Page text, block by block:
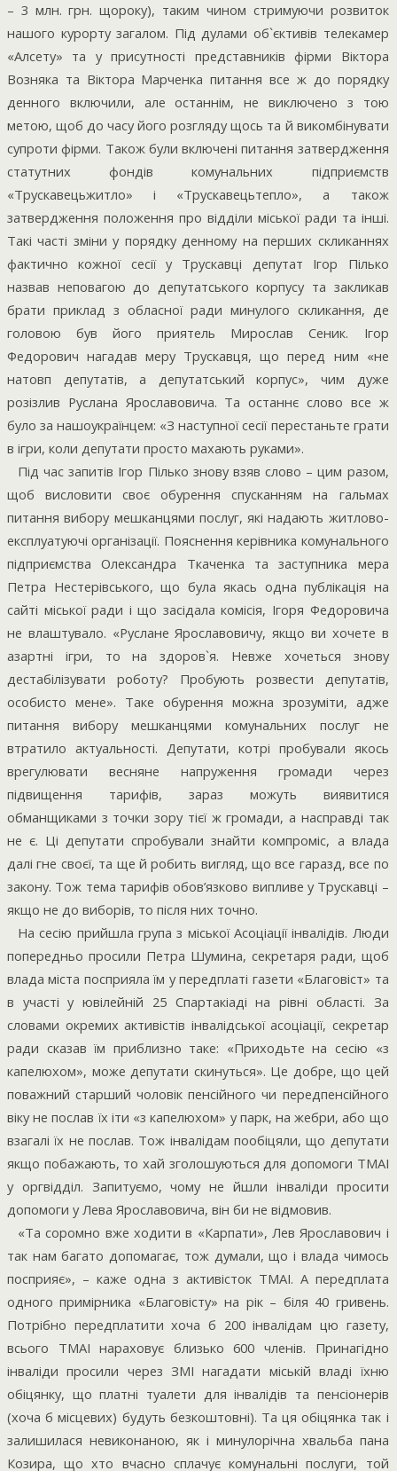
– 3 млн. грн. щороку), таким чином стримуючи розвиток
нашого курорту загалом. Під дулами об`єктивів телекамер
«Алсету» та у присутності представників фірми Віктора
Возняка та Віктора Марченка питання все ж до порядку
денного включили, але останнім, не виключено з тою
метою, щоб до часу його розгляду щось та й викомбінувати
супроти фірми. Також були включені питання затвердження
статутних фондів комунальних підприємств
«Трускавецьжитло» і «Трускавецьтепло», а також
затвердження положення про відділи міської ради та інші.
Такі часті зміни у порядку денному на перших скликаннях
фактично кожної сесії у Трускавці депутат Ігор Пілько
назвав неповагою до депутатського корпусу та закликав
брати приклад з обласної ради минулого скликання, де
головою був його приятель Мирослав Сеник. Ігор
Федорович нагадав меру Трускавця, що перед ним «не
натовп депутатів, а депутатський корпус», чим дуже
розізлив Руслана Ярославовича. Та останнє слово все ж
було за нашоукраїнцем: «З наступної сесії перестаньте грати
в ігри, коли депутати просто махають руками».
Під час запитів Ігор Пілько знову взяв слово – цим разом,
щоб висловити своє обурення спусканням на гальмах
питання вибору мешканцями послуг, які надають житлово-
експлуатуючі організації. Пояснення керівника комунального
підприємства Олександра Ткаченка та заступника мера
Петра Нестерівського, що була якась одна публікація на
сайті міської ради і що засідала комісія, Ігоря Федоровича
не влаштувало. «Руслане Ярославовичу, якщо ви хочете в
азартні ігри, то на здоров`я. Невже хочеться знову
дестабілізувати роботу? Пробують розвести депутатів,
особисто мене». Таке обурення можна зрозуміти, адже
питання вибору мешканцями комунальних послуг не
втратило актуальності. Депутати, котрі пробували якось
врегулювати весняне напруження громади через
підвищення тарифів, зараз можуть виявитися
обманщиками з точки зору тієї ж громади, а насправді так
не є. Ці депутати спробували знайти компроміс, а влада
далі гне своєї, та ще й робить вигляд, що все гаразд, все по
закону. Тож тема тарифів обов’язково випливе у Трускавці –
якщо не до виборів, то після них точно.
На сесію прийшла група з міської Асоціації інвалідів. Люди
попередньо просили Петра Шумина, секретаря ради, щоб
влада міста посприяла їм у передплаті газети «Благовіст» та
в участі у ювілейній 25 Спартакіаді на рівні області. За
словами окремих активістів інвалідської асоціації, секретар
ради сказав їм приблизно таке: «Приходьте на сесію «з
капелюхом», може депутати скинуться». Це добре, що цей
поважний старший чоловік пенсійного чи передпенсійного
віку не послав їх іти «з капелюхом» у парк, на жебри, або що
взагалі їх не послав. Тож інвалідам пообіцяли, що депутати
якщо побажають, то хай зголошуються для допомоги ТМАІ
у оргвідділ. Запитуємо, чому не йшли інваліди просити
допомоги у Лева Ярославовича, він би не відмовив.
«Та соромно вже ходити в «Карпати», Лев Ярославович і
так нам багато допомагає, тож думали, що і влада чимось
посприяє», – каже одна з активісток ТМАІ. А передплата
одного примірника «Благовісту» на рік – біля 40 гривень.
Потрібно передплатити хоча б 200 інвалідам цю газету,
всього ТМАІ нараховує близько 600 членів. Принагідно
інваліди просили через ЗМІ нагадати міській владі їхню
обіцянку, що платні туалети для інвалідів та пенсіонерів
(хоча б місцевих) будуть безкоштовні). Та ця обіцянка так і
залишилася невиконаною, як і минулорічна хвальба пана
Козира, що хто вчасно сплачує комунальні послуги, той